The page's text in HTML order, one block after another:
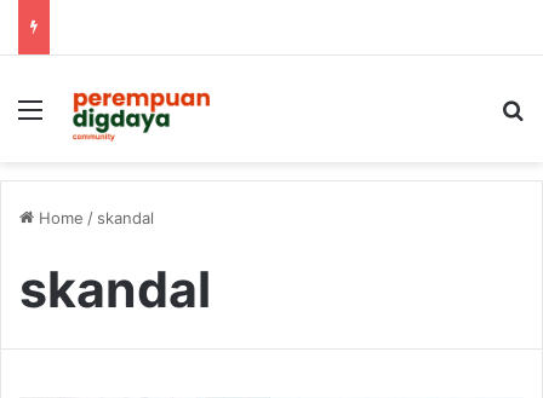
Menu
Home / skandal
skandal